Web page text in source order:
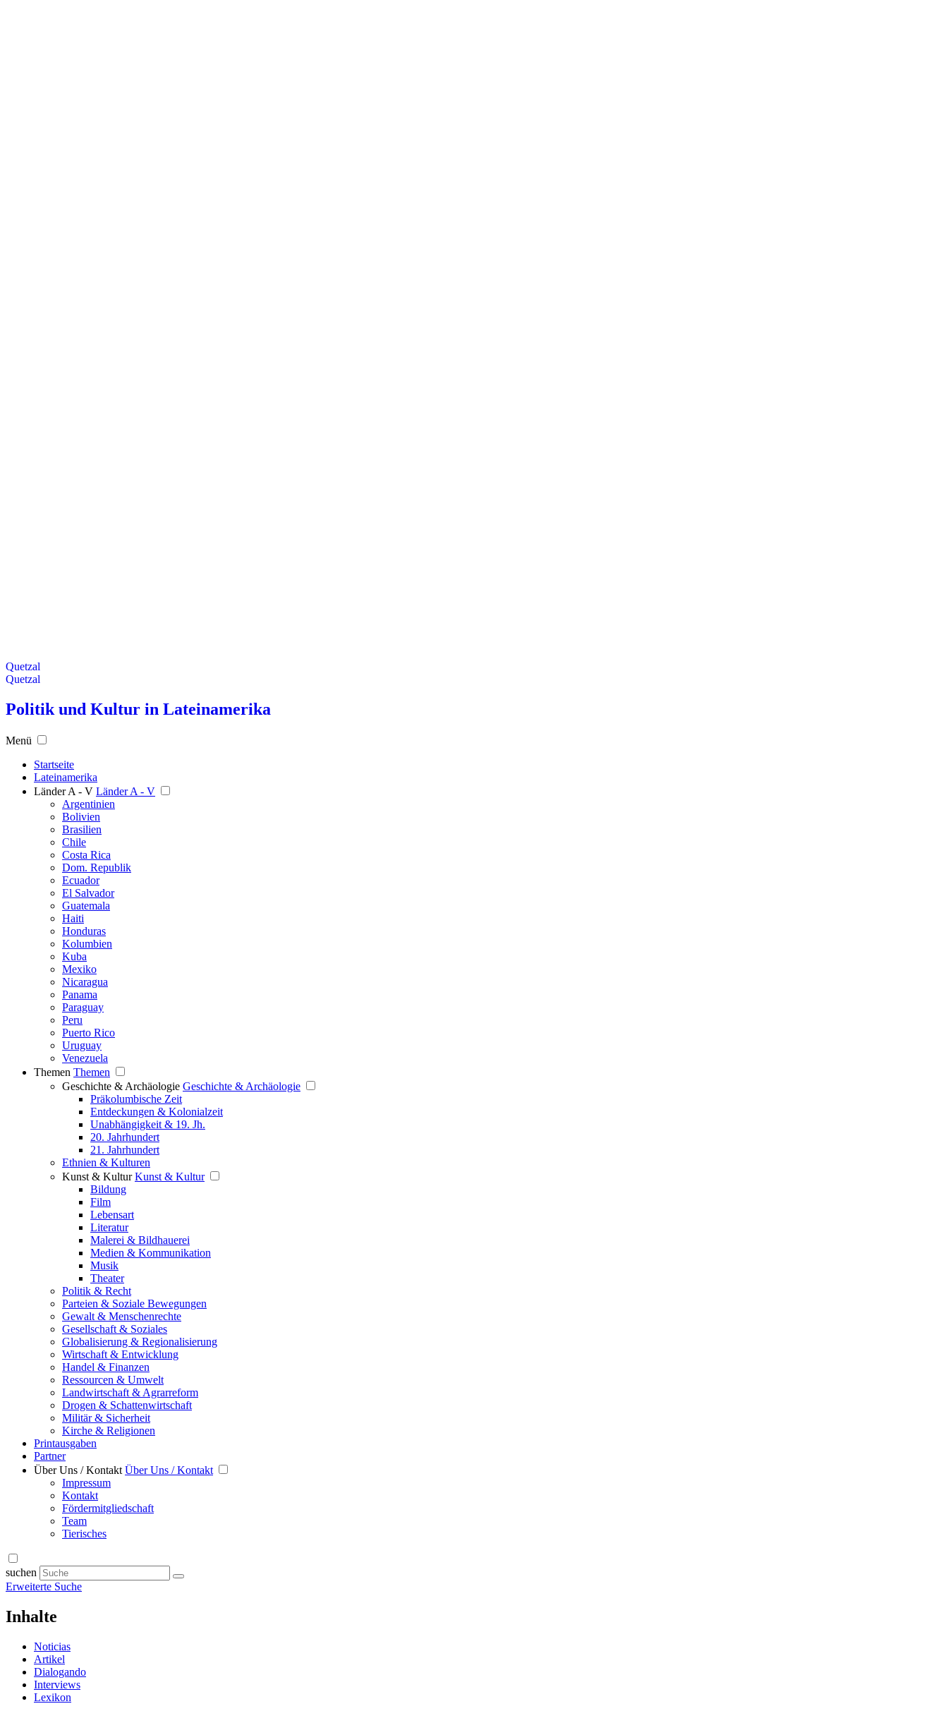
Quetzal
Quetzal
Politik und Kultur in Lateinamerika
Menü
Startseite
Lateinamerika
Länder A - V Länder A - V
Argentinien
Bolivien
Brasilien
Chile
Costa Rica
Dom. Republik
Ecuador
El Salvador
Guatemala
Haiti
Honduras
Kolumbien
Kuba
Mexiko
Nicaragua
Panama
Paraguay
Peru
Puerto Rico
Uruguay
Venezuela
Themen Themen
Geschichte & Archäologie Geschichte & Archäologie
Präkolumbische Zeit
Entdeckungen & Kolonialzeit
Unabhängigkeit & 19. Jh.
20. Jahrhundert
21. Jahrhundert
Ethnien & Kulturen
Kunst & Kultur Kunst & Kultur
Bildung
Film
Lebensart
Literatur
Malerei & Bildhauerei
Medien & Kommunikation
Musik
Theater
Politik & Recht
Parteien & Soziale Bewegungen
Gewalt & Menschenrechte
Gesellschaft & Soziales
Globalisierung & Regionalisierung
Wirtschaft & Entwicklung
Handel & Finanzen
Ressourcen & Umwelt
Landwirtschaft & Agrarreform
Drogen & Schattenwirtschaft
Militär & Sicherheit
Kirche & Religionen
Printausgaben
Partner
Über Uns / Kontakt Über Uns / Kontakt
Impressum
Kontakt
Fördermitgliedschaft
Team
Tierisches
suchen
Erweiterte Suche
Inhalte
Noticias
Artikel
Dialogando
Interviews
Lexikon